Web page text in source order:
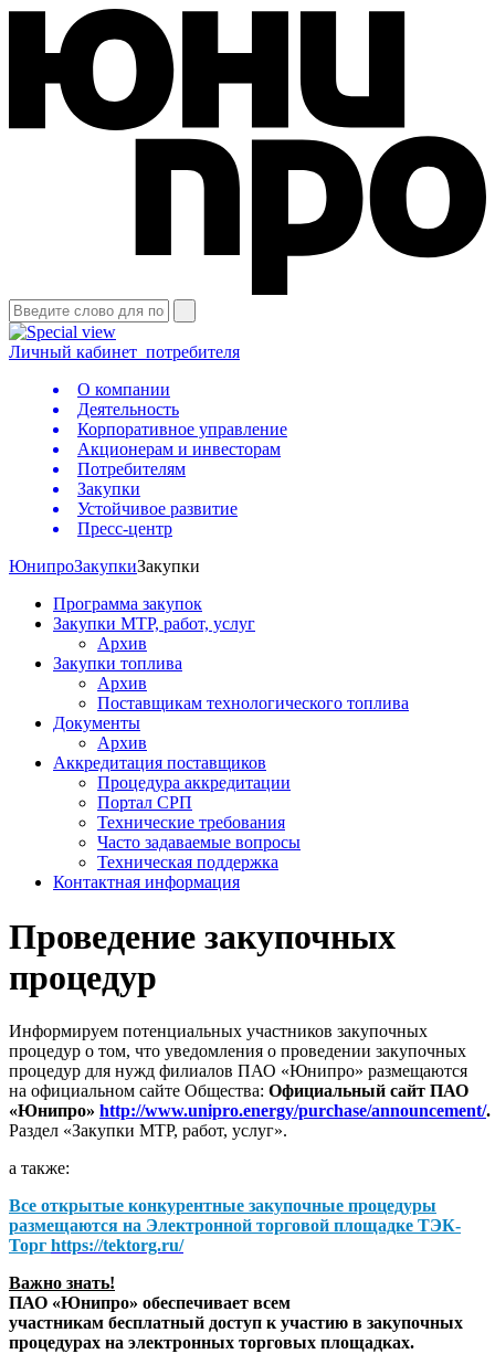
Личный кабинет потребителя
О компании
Деятельность
Корпоративное управление
Акционерам и инвесторам
Потребителям
Закупки
Устойчивое развитие
Пресс-центр
ЮнипроЗакупкиЗакупки
Программа закупок
Закупки МТР, работ, услуг
Архив
Закупки топлива
Архив
Поставщикам технологического топлива
Документы
Архив
Аккредитация поставщиков
Процедура аккредитации
Портал СРП
Технические требования
Часто задаваемые вопросы
Техническая поддержка
Контактная информация
Проведение закупочных
процедур
Информируем потенциальных участников закупочных
процедур о том, что уведомления о проведении закупочных
процедур для нужд филиалов ПАО «Юнипро» размещаются
на официальном сайте Общества: Официальный сайт ПАО
«Юнипро» http://www.unipro.energy/purchase/announcement/.
Раздел «Закупки МТР, работ, услуг».
а также:
Все открытые конкурентные закупочные процедуры
размещаются на Электронной торговой площадке ТЭК-
Торг https://tektorg.ru/
Важно знать!
ПАО «Юнипро» обеспечивает всем
участникам бесплатный доступ к участию в закупочных
процедурах на электронных торговых площадках.